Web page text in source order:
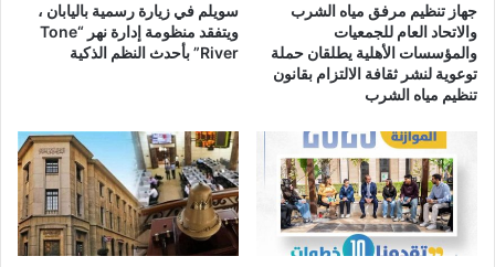
جهاز تنظيم مرفق مياه الشرب
والاتحاد العام للجمعيات
والمؤسسات الأهلية يطلقان حملة
توعوية لنشر ثقافة الالتزام بقانون
تنظيم مياه الشرب
سويلم في زيارة رسمية باليابان ،
ويتفقد منظومة إدارة نهر “Tone
River” بأحدث النظم الذكية